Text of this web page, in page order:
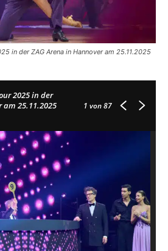
in der ZAG Arena in Hannover am 25.11.2025
2025 in der
am 25.11.2025
1 von 87